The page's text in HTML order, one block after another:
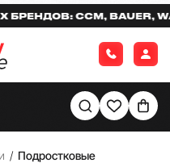
CCM, BAUER,
/ Подростковые